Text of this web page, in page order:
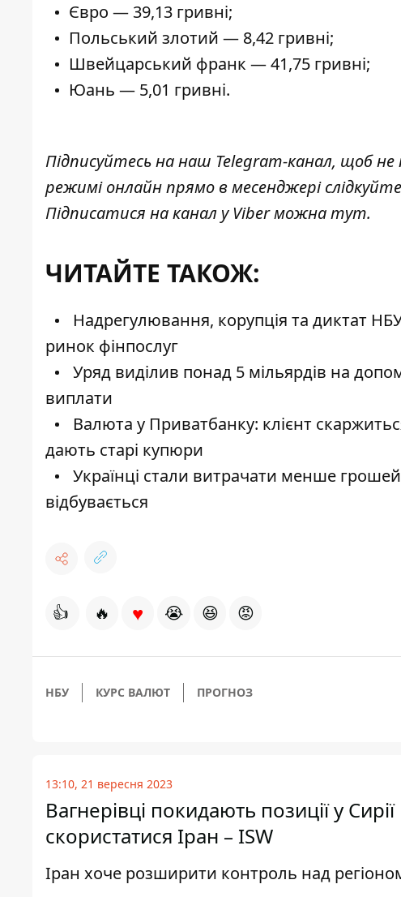
Євро — 39,13 гривні;
Польський злотий — 8,42 гривні;
Швейцарський франк — 41,75 гривні;
Юань — 5,01 гривні.
Підписуйтесь на наш Telegram-канал, щоб не
режимі онлайн прямо в месенджері
Підписатися на канал у Viber можнатут.
ЧИТАЙТЕ ТАКОЖ:
Надрегулювання, корупція та диктат
ринок фінпослуг
Уряд виділив понад 5 мільярдів на
виплати
Валюта у Приватбанку: клієнт
дають старі купюри
Українці стали витрачати менше
відбувається
👍 🔥 ♥ 😭 😆 😡
НБУ КУРС ВАЛЮТ ПРОГНОЗ
13:10, 21 вересня 2023
Вагнерівці покидають позиції у
скористатися Іран – ISW
Іран хоче розширити контроль над